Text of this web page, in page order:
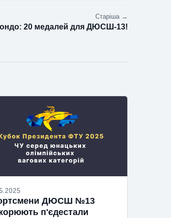
Старіша →
20 медалей для ДЮСШ-13!
ДЮСШ №13
п'єдестали